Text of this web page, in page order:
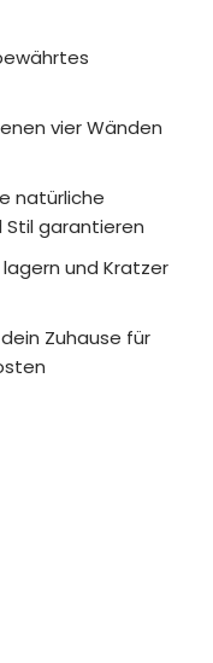
vier Wänden
natürliche
Stil garantieren
und Kratzer
Zuhause für